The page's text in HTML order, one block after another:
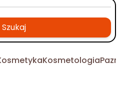
Szukaj
Kosmetologia